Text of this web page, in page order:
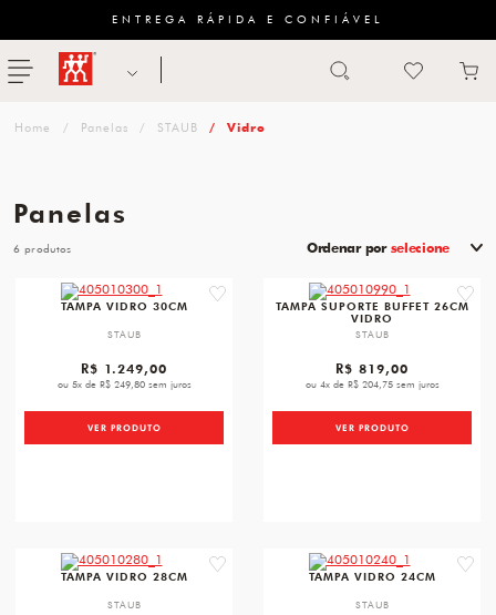
ENTREGA RÁPIDA E CONFIÁVEL
menu ZWILLING
PANELAS
TALHERES
Panelas STAUB Vidro
Panelas
Ordenar por selecione
6
favorite
TAMPA VIDRO 30CM
STAUB
R$ 1.249,00
ou 5x de R$ 249,80 sem juros
VER PRODUTO
TAMPA SUPORTE BUFFET 26CM
VIDRO
STAUB
R$ 819,00
ou 4x de R$ 204,75 sem juros
VER PRODUTO
favorite
TAMPA VIDRO 28CM
STAUB
TAMPA VIDRO 24CM
STAUB